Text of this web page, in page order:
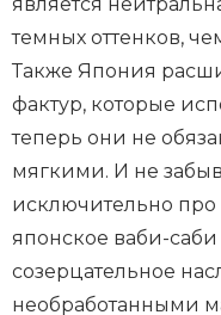
темных оттенков,
Также Япония
фактур, которые
теперь они не
мягкими. И не
исключительно про
японское ваби-
созерцательное
необработанными